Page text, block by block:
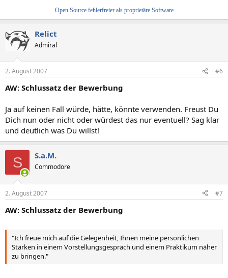
Open Source fehlerfreier als proprietäre Software
Relict
Admiral
2. August 2007 #6
AW: Schlussatz der Bewerbung
Ja auf keinen Fall würde, hätte, könnte verwenden. Freust Du
Dich nun oder nicht oder würdest das nur eventuell? Sag klar
und deutlich was Du willst!
S S.a.M.
Commodore
2. August 2007 #7
AW: Schlussatz der Bewerbung
"Ich freue mich auf die Gelegenheit, Ihnen meine persönlichen
Stärken in einem Vorstellungsgespräch und einem Praktikum näher
zu bringen."